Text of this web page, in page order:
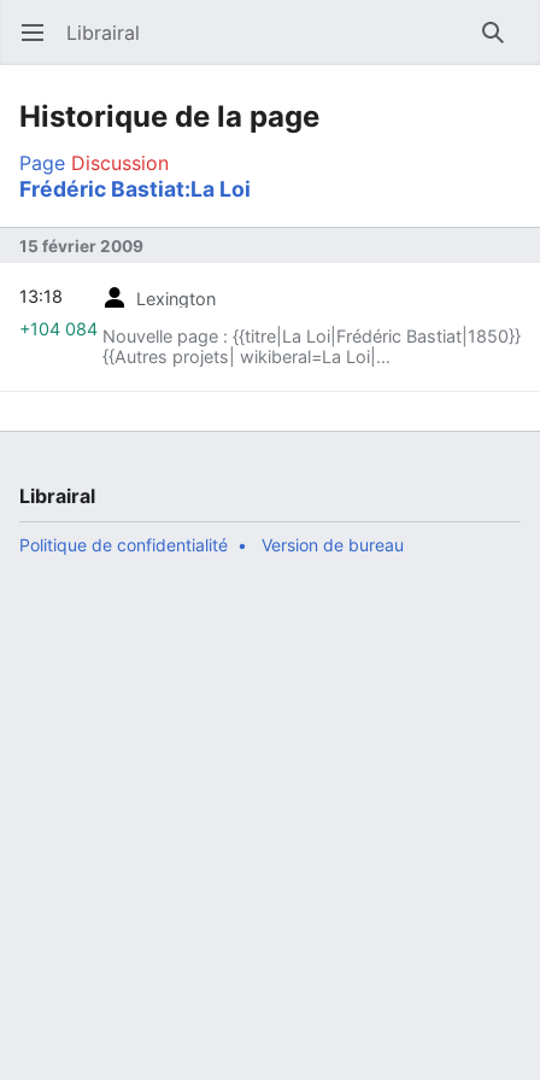
Ouvrir le menu principal Librairal
Historique de la page
Page Discussion
Frédéric Bastiat:La Loi
15 février 2009
Lexington
Nouvelle page : {{titre|La Loi|Frédéric Bastiat|1850}}
{{Autres projets| wikiberal=La Loi|
13:18
+104 084
Librairal
Politique de confidentialité Version de bureau